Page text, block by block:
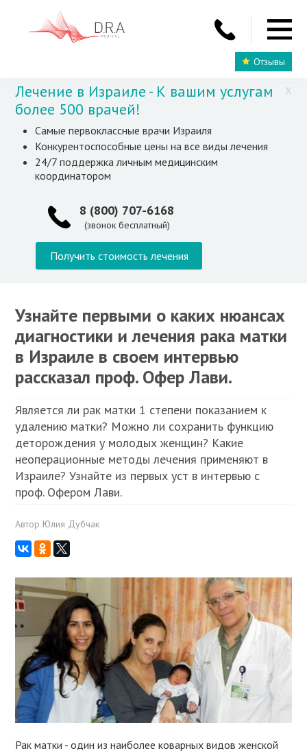
Отзывы
X
Лечение в Израиле - К вашим услугам
более 500 врачей!
Самые первоклассные врачи Израиля
Конкурентоспособные цены на все виды лечения
24/7 поддержка личным медицинским
координатором
8 (800) 707-6168
(звонок бесплатный)
Получить стоимость лечения
Узнайте первыми о каких нюансах
диагностики и лечения рака матки
в Израиле в своем интервью
рассказал проф. Офер Лави.
Является ли рак матки 1 степени показанием к
удалению матки? Можно ли сохранить функцию
деторождения у молодых женщин? Какие
неоперационные методы лечения применяют в
Израиле? Узнайте из первых уст в интервью с
проф. Офером Лави.
Автор Юлия Дубчак
Рак матки - один из наиболее коварных видов женской